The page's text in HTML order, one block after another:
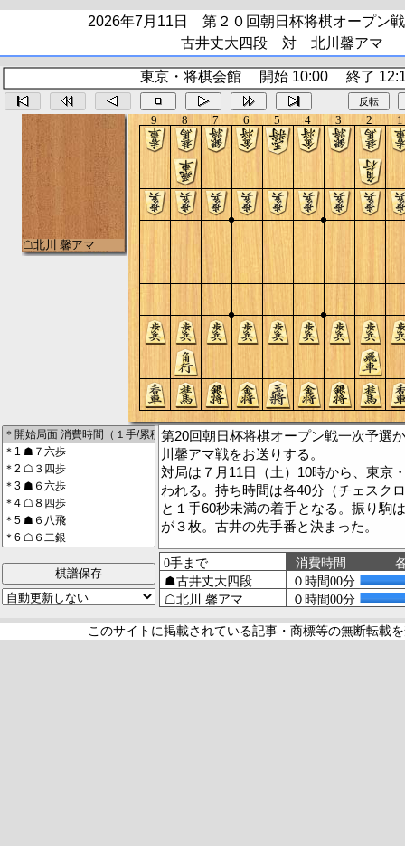
2026年7月11日 第２０回朝日杯将棋オープン
古井丈大四段 対 北川馨アマ
反転
第20回朝日杯将棋オープン戦一次予選
川馨アマ戦をお送りする。
対局は７月11日（土）10時から、東京
われる。持ち時間は各40分（チェスク
と１手60秒未満の着手となる。振り駒
が３枚。古井の先手番と決まった。
（棋譜・コメント＝胡桃）
［棋譜表示の*はコメント付きの指し手
された指し手］
棋譜保存
このサイトに掲載されている記事・商標等の無断転載
東京・将棋会館 開始 10:00 終了